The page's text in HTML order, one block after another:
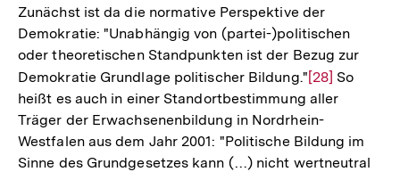
Zunächst ist da die normative Perspektive der
Demokratie: "Unabhängig von (partei-)politischen
oder theoretischen Standpunkten ist der Bezug zur
Demokratie Grundlage politischer Bildung."Zur
Auflösung
der
Fußnote
[28] So
heißt es auch in einer Standortbestimmung aller
Träger der Erwachsenenbildung in Nordrhein-
Westfalen aus dem Jahr 2001: "Politische Bildung im
Sinne des Grundgesetzes kann (…) nicht wertneutral